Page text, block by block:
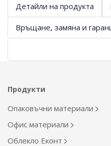
Детайли на продукта
Връщане, замяна и
Продукти
Опаковъчни материали
Офис материали
Облекло Еконт